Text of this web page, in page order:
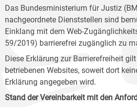
Das Bundesministerium für Justiz
nachgeordnete Dienststellen sind
Einklang mit dem Web-
59/2019) barrierefrei zugänglich zu
Diese Erklärung zur Barrierefreiheit
betriebenen Websites, soweit dort
Erklärung angegeben wird.
Stand der Vereinbarkeit mit den